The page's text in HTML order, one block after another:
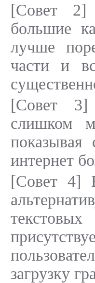
[Совет 2]
большие
лучше
части и
[Совет 3]
слишком
интернет
[Совет 4]
загрузку